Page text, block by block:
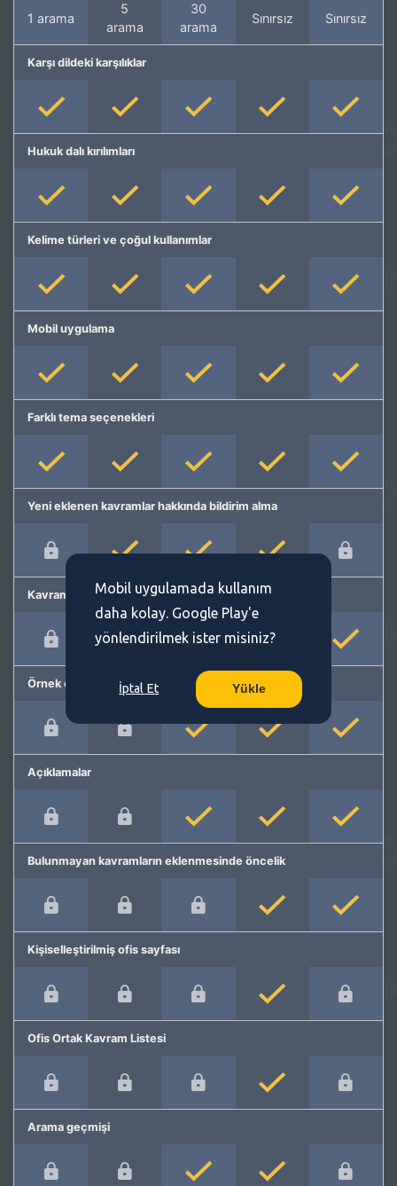
1 arama
5
arama
30
arama
Sınırsız Sınırsız
Karşı dildeki karşılıklar
Hukuk dalı kırılımları
Kelime türleri ve çoğul kullanımlar
Mobil uygulama
Farklı tema seçenekleri
Yeni eklenen kavramlar hakkında bildirim alma
Kavram önerme
Örnek cümleler
Açıklamalar
Bulunmayan kavramların eklenmesinde öncelik
Kişiselleştirilmiş ofis sayfası
Ofis Ortak Kavram Listesi
Arama geçmişi
Mobil uygulamada kullanım
daha kolay. Google Play'e
yönlendirilmek ister misiniz?
İptal Et Yükle